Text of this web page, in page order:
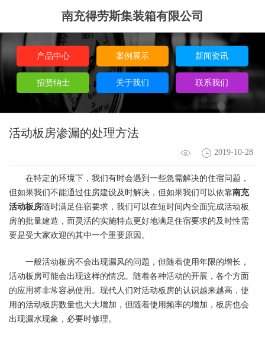
南充得劳斯集装箱有限公司
产品中心 案例展示 新闻资讯
招贤纳士 关于我们 联系我们
活动板房渗漏的处理方法
2019-10-28
在特定的环境下，我们有时会遇到一些急需解决的住宿问题，
但如果我们不能通过住房建设及时解决，但如果我们可以依靠南充
活动板房随时满足住宿要求，我们可以在短时间内全面完成活动板
房的批量建造，而灵活的实施特点更好地满足住宿要求的及时性需
要是受大家欢迎的其中一个重要原因。
一般活动板房不会出现漏风的问题，但随着使用年限的增长，
活动板房可能会出现这样的情况。随着各种活动的开展，各个方面
的应用将非常容易使用。现代人们对活动板房的认识越来越高，使
用的活动板房数量也大大增加，但随着使用频率的增加，板房也会
出现漏水现象，必要时修理。